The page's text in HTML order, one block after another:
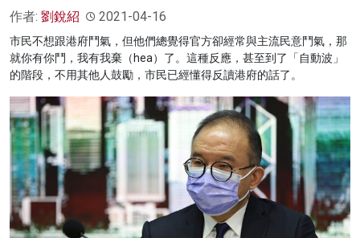
作者: 劉銳紹 2021-04-16
市民不想跟港府鬥氣，但他們總覺得官方卻經常與主流民意鬥氣，那
就你有你鬥，我有我棄（hea）了。這種反應，甚至到了「自動波」
的階段，不用其他人鼓勵，市民已經懂得反讀港府的話了。